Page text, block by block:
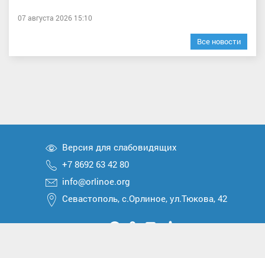
07 августа 2026 15:10
Все новости
Версия для слабовидящих
+7 8692 63 42 80
info@orlinoe.org
Севастополь, с.Орлиное, ул.Тюкова, 42
МыМыМыМыМы